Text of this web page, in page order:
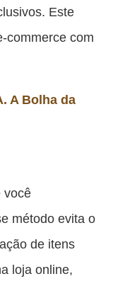
Este
commerce com
A Bolha da
você
método evita o
de itens
loja online,